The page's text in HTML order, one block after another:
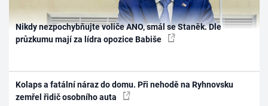
Nikdy nezpochybňujte voliče ANO, smál se Staněk. Dle
průzkumu mají za lídra opozice Babiše
Kolaps a fatální náraz do domu. Při nehodě na Ryhnovsku
zemřel řidič osobního auta